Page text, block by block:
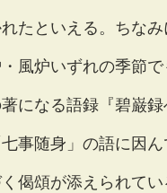
たといえる。ちな
風炉いずれの季節
になる語録『碧巌
事随身」の語に因
偈頌が添えられてい